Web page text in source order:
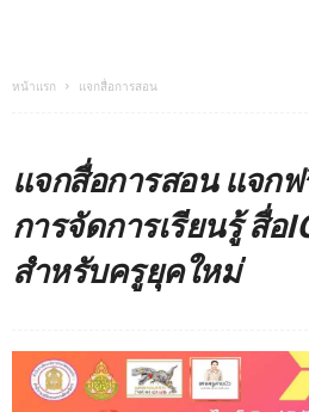
หน้าแรก แจกสื่อการสอน
แจกสื่อการสอน แจก
การจัดการเรียนรู้ สื่อ
สำหรับครูยุคใหม่